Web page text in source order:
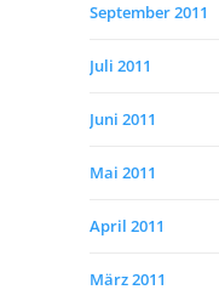
September 2011
Juli 2011
Juni 2011
Mai 2011
April 2011
März 2011